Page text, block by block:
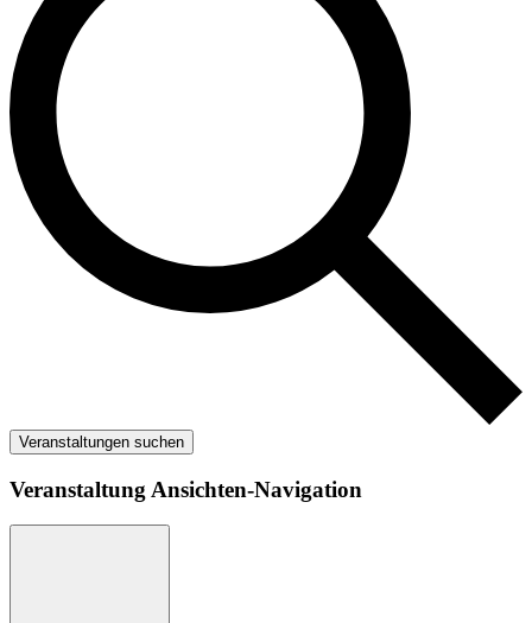
Veranstaltungen suchen
Veranstaltung Ansichten-Navigation